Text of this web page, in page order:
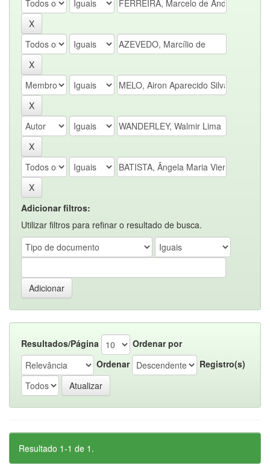
Adicionar filtros:
Utilizar filtros para refinar o resultado de busca.
Resultados/Página
Ordenar por
Ordenar
Registro(s)
Resultado 1-1 de 1.